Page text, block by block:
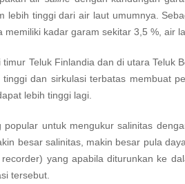
lebih tinggi dari air laut umumnya.
memiliki kadar garam sekitar 3,5 %, air
Teluk Finlandia dan di utara Teluk
dan sirkulasi terbatas membuat
lebih tinggi lagi.
popular untuk mengukur salinitas
besar salinitas, makin besar pula
yang apabila diturunkan ke
tersebut.